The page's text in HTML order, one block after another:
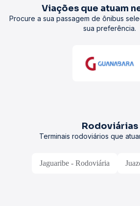
Viações que atuam
Procure a sua passagem de ônibus
sua preferência.
Rodoviárias
Terminais rodoviários que
Jaguaribe - Rodoviária